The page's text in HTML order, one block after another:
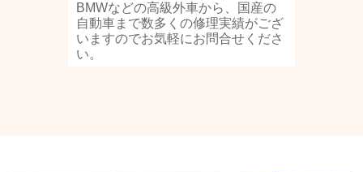
BMWなどの高級外車から、国産の
自動車まで数多くの修理実績がござ
いますのでお気軽にお問合せくださ
い。